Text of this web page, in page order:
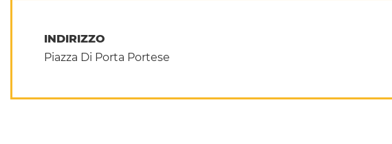
INDIRIZZO
Piazza Di Porta Portese